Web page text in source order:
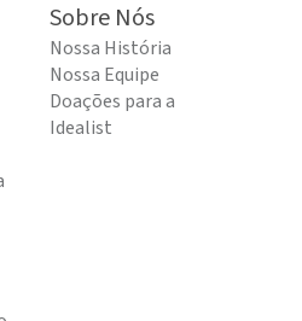
Sobre Nós
Nossa História
Nossa Equipe
Doações para a
Idealist